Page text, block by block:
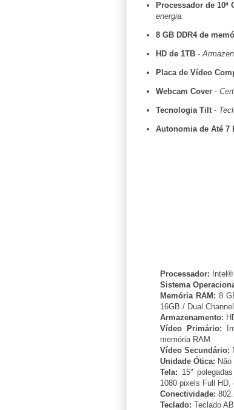
Processador de 10ª
energia.
8 GB DDR4 de
HD de 1TB-
Placa de Vídeo
Webcam Cover-
Tecnologia Tilt-
Autonomia de Até 7
Processador:
Sistema
Memória RAM: 8
16GB / Dual
Armazenamento:
Vídeo Primário:
memória RAM
Vídeo Secundário:
Unidade Ótica:
Tela: 15"
1080 pixels Full
Conectividade:
Teclado: Teclado